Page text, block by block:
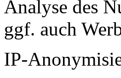
Analyse des
ggf. auch
IP-